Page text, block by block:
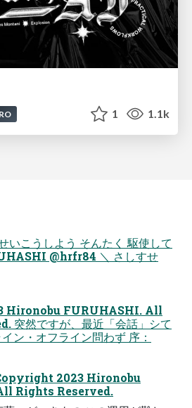
1 1.1k
いこうしよう そんたく 駆使して
@hrfr84 ＼ さしすせ
Hironobu FURUHASHI. All
突然ですが、最近「会話」シて
ン・オフライン問わず 序：
2023 Hironobu
Rights Reserved.